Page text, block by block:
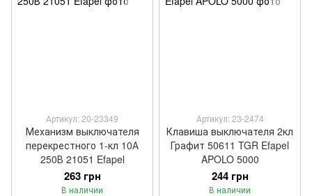
Артикул: 20-23349
Механизм выключателя
перекрестного 1-кл 10А
250В 21051 Efapel
263 грн
В наличии
Артикул: 23-2474
Клавиша выключателя 2кл
Графит 50611 TGR Efapel
APOLO 5000
244 грн
В наличии